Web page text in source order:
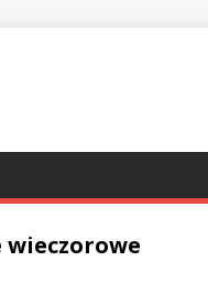
wieczorowe